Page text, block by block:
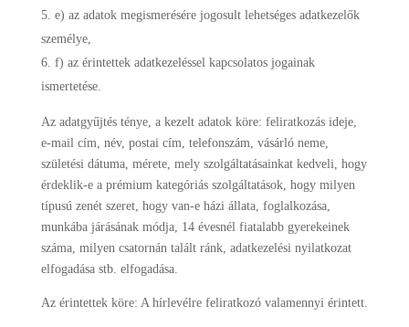
e) az adatok megismerésére jogosult lehetséges adatkezelők
személye,
f) az érintettek adatkezeléssel kapcsolatos jogainak
ismertetése.
Az adatgyűjtés ténye, a kezelt adatok köre: feliratkozás ideje,
e-mail cím, név, postai cím, telefonszám, vásárló neme,
születési dátuma, mérete, mely szolgáltatásainkat kedveli, hogy
érdeklik-e a prémium kategóriás szolgáltatások, hogy milyen
típusú zenét szeret, hogy van-e házi állata, foglalkozása,
munkába járásának módja, 14 évesnél fiatalabb gyerekeinek
száma, milyen csatornán talált ránk, adatkezelési nyilatkozat
elfogadása stb. elfogadása.
Az érintettek köre: A hírlevélre feliratkozó valamennyi érintett.